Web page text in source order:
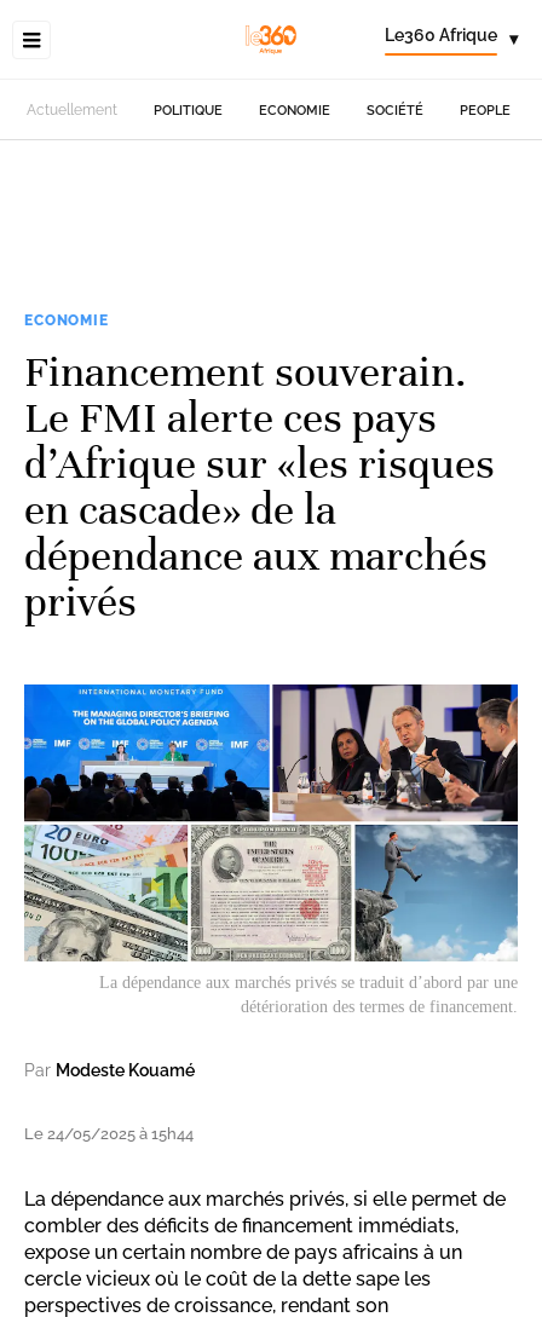
Le360 Afrique ▾
Actuellement POLITIQUE ECONOMIE SOCIÉTÉ PEOPLE
ECONOMIE
Financement souverain.
Le FMI alerte ces pays
d’Afrique sur «les risques
en cascade» de la
dépendance aux marchés
privés
La dépendance aux marchés privés se traduit d’abord par une
détérioration des termes de financement.
Par Modeste Kouamé
Le 24/05/2025 à 15h44
La dépendance aux marchés privés, si elle permet de
combler des déficits de financement immédiats,
expose un certain nombre de pays africains à un
cercle vicieux où le coût de la dette sape les
perspectives de croissance, rendant son